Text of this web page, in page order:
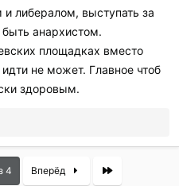
либералом, выступать за
быть анархистом.
площадках вместо
не может. Главное чтоб
здоровым.
4 Вперёд Last